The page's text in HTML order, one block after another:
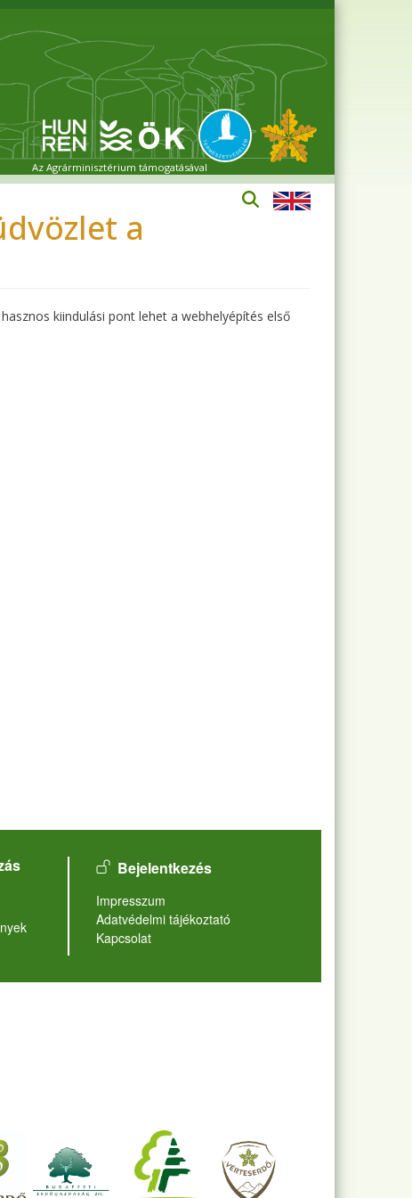
Az Agrárminisztérium támogatásával
a
hasznos kiindulási pont lehet a webhelyépítés első
User account menu
Bejelentkezés
Lábléc
Impresszum
Adatvédelmi tájékoztató
Kapcsolat